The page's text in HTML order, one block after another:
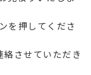
を押してくださ
させていただき